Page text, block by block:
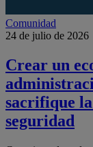
Comunidad
24 de julio de 2026
Crear un
sacrifique
seguridad